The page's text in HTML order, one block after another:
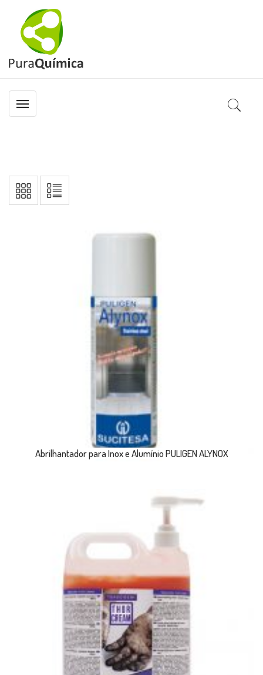
Abrilhantador para Inox e Alumínio PULIGEN ALYNOX